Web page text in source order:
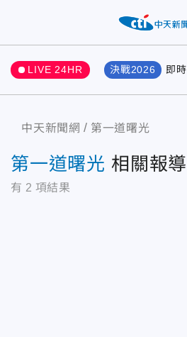
LIVE 24HR 決戰2026 即時
中天新聞網 第一道曙光
第一道曙光 相關報導
有 2 項結果